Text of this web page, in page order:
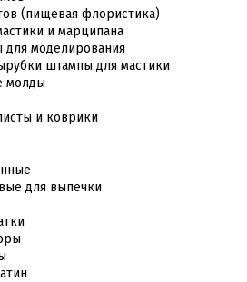
(пищевая флористика)
и марципана
для моделирования
штампы для мастики
молды
и коврики
для выпечки